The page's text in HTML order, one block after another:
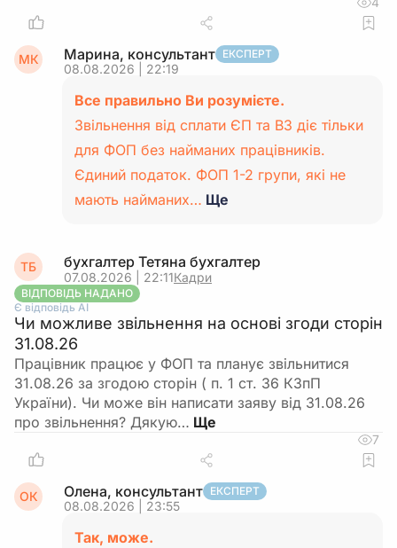
МК Марина, консультант ЕКСПЕРТ
08.08.2026 | 22:19
Все правильно Ви розумієте.
Звільнення від сплати ЄП та ВЗ діє тільки
для ФОП без найманих працівників.
Єдиний податок. ФОП 1-2 групи, які не
мають найманих… Ще
ТБ бухгалтер Тетяна бухгалтер
07.08.2026 | 22:11Кадри
ВІДПОВІДЬ НАДАНО
Є відповідь АІ
Чи можливе звільнення на основі згоди сторін
31.08.26
Працівник працює у ФОП та планує звільнитися
31.08.26 за згодою сторін ( п. 1 ст. 36 КЗпП
України). Чи може він написати заяву від 31.08.26
про звільнення? Дякую…
7
ОК Олена, консультант ЕКСПЕРТ
08.08.2026 | 23:55
Так, може.